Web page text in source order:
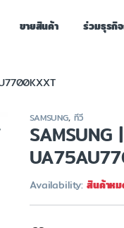
ขายสินค้า ร่วมธุรกิ
SAMSUNG, ทีวี
Availability:สินค้าห